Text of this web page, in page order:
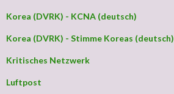
Korea (DVRK) - KCNA (deutsch)
Korea (DVRK) - Stimme Koreas (deutsch)
Kritisches Netzwerk
Luftpost